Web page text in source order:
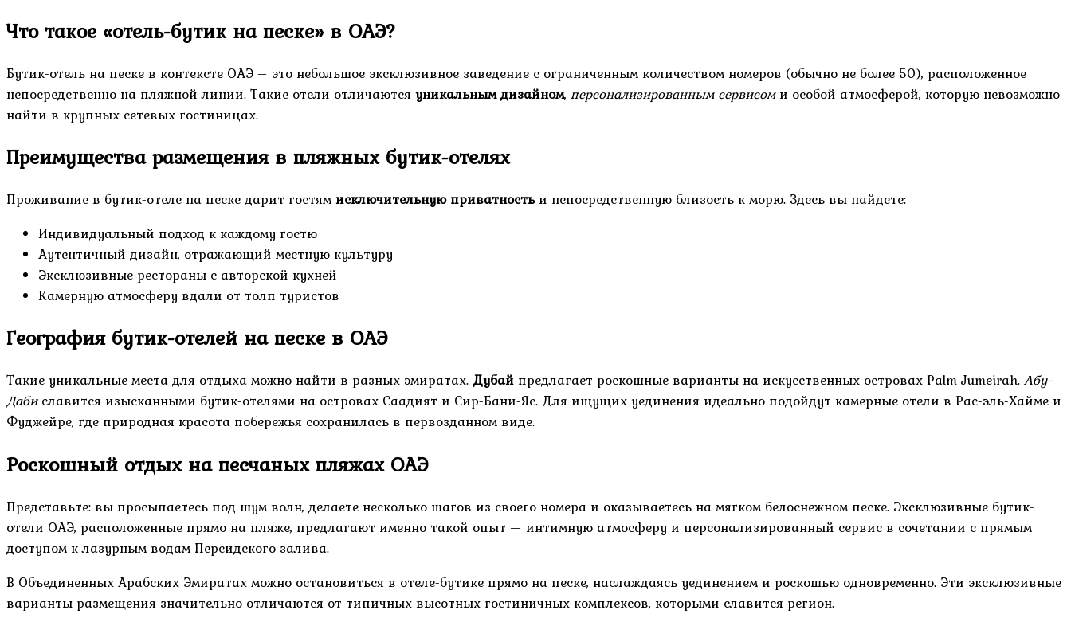
Что такое «отель-бутик на песке» в ОАЭ?
Бутик-отель на песке в контексте ОАЭ – это небольшое эксклюзивное заведение с ограниченным количеством номеров (обычно не более 50), расположенное
непосредственно на пляжной линии. Такие отели отличаютсяуникальным дизайном, персонализированным сервисоми особой атмосферой, которую невозможно
найти в крупных сетевых гостиницах.
Преимущества размещения в пляжных бутик-отелях
Проживание в бутик-отеле на песке дарит гостямисключительную приватностьи непосредственную близость к морю. Здесь вы найдете:
Индивидуальный подход к каждому гостю
Аутентичный дизайн, отражающий местную культуру
Эксклюзивные рестораны с авторской кухней
Камерную атмосферу вдали от толп туристов
География бутик-отелей на песке в ОАЭ
Такие уникальные места для отдыха можно найти в разных эмиратах. Дубай предлагает роскошные варианты на искусственных островах Palm Jumeirah.Абу-
Дабиславится изысканными бутик-отелями на островах Саадият и Сир-Бани-Яс. Для ищущих уединения идеально подойдут камерные отели в Рас-эль-Хайме и
Фуджейре, где природная красота побережья сохранилась в первозданном виде.
Роскошный отдых на песчаных пляжах ОАЭ
Представьте: вы просыпаетесь под шум волн, делаете несколько шагов из своего номера и оказываетесь на мягком белоснежном песке. Эксклюзивные бутик-
отели ОАЭ, расположенные прямо на пляже, предлагают именно такой опыт — интимную атмосферу и персонализированный сервис в сочетании с прямым
доступом к лазурным водам Персидского залива.
В Объединенных Арабских Эмиратах можно остановиться в отеле-бутике прямо на песке, наслаждаясь уединением и роскошью одновременно. Эти эксклюзивные
варианты размещения значительно отличаются от типичных высотных гостиничных комплексов, которыми славится регион.